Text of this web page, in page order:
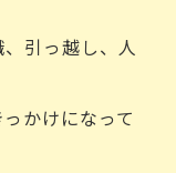
引っ越し、人
かけになって